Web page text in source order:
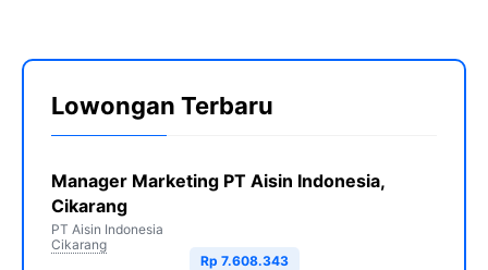
Lowongan Terbaru
Manager Marketing PT Aisin Indonesia,
Cikarang
PT Aisin Indonesia
Cikarang
Rp 7.608.343